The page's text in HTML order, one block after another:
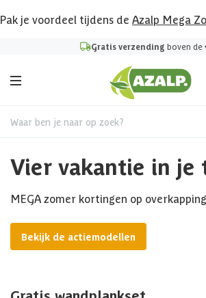
Pak je voordeel tijdens de Azalp Mega
Gratis verzending boven de
Waar ben je naar op zoek?
Vier vakantie in je
MEGA zomer kortingen op
Bekijk de actiemodellen